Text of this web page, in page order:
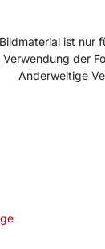
ist nur
Verwendung der
Anderweitige